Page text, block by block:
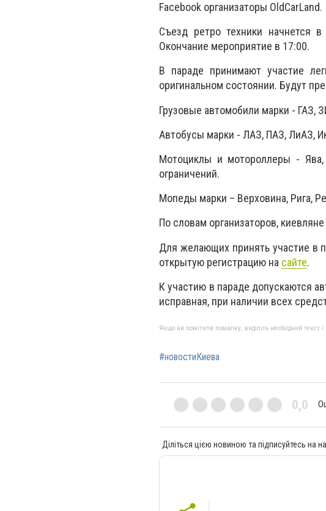
Facebook организаторы OldCarLand.
Съезд ретро техники начнется
Окончание мероприятие в 17:00.
В параде принимают участие
оригинальном состоянии. Будут
Грузовые автомобили марки - ГАЗ,
Автобусы марки - ЛАЗ, ПАЗ, ЛиАЗ,
Мотоциклы и мотороллеры -
ограничений.
Мопеды марки – Верховина, Рига,
По словам организаторов,
Для желающих принять участие в
открытую регистрацию на сайте.
К участию в параде допускаются
исправная, при наличии всех
Якщо ви помітили помилку, виділіть необхідний текст
#новостиКиева
0,0
Діліться цією новиною та підписуйтесь на